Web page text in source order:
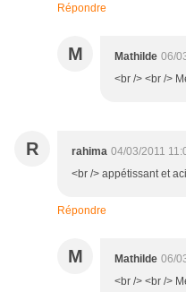
Répondre
M Mathilde 06/
<br /> <br />
R rahima 04/03/2011
<br /> appétissant et
Répondre
M Mathilde 06/
<br /> <br />